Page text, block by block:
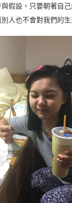
假設，只要朝著自
人也不會對我們的